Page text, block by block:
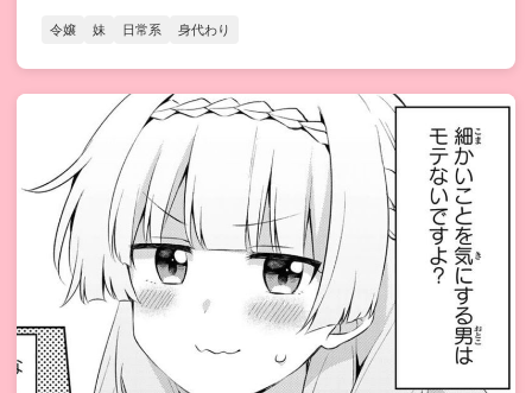
令嬢 妹 日常系 身代わり